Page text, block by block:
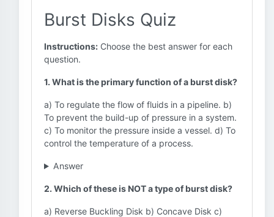
Burst Disks Quiz
Instructions: Choose the best answer for each
question.
1. What is the primary function of a burst disk?
a) To regulate the flow of fluids in a pipeline. b)
To prevent the build-up of pressure in a system.
c) To monitor the pressure inside a vessel. d) To
control the temperature of a process.
Answer
2. Which of these is NOT a type of burst disk?
a) Reverse Buckling Disk b) Concave Disk c)